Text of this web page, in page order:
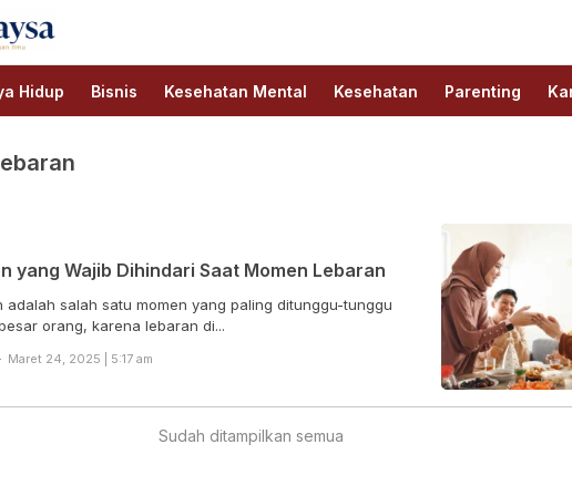
Ilmu
Hidup Bisnis Kesehatan Mental Kesehatan Parenting
yang Wajib Dihindari Saat Momen Lebaran
adalah salah satu momen yang paling ditunggu-tunggu
orang, karena lebaran di...
Maret 24, 2025 | 5:17 am
Sudah ditampilkan semua